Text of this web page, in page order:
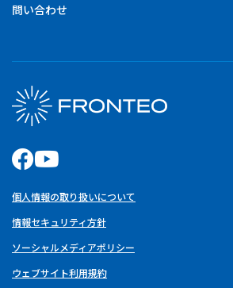
問い合わせ
個人情報の取り扱いについて
情報セキュリティ方針
ソーシャルメディアポリシー
ウェブサイト利用規約